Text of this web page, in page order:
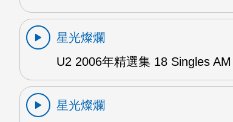
星光燦爛
U2 2006年精選集 18 Singles AM
星光燦爛